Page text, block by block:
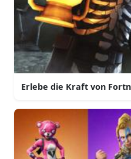
Erlebe die Kraft von